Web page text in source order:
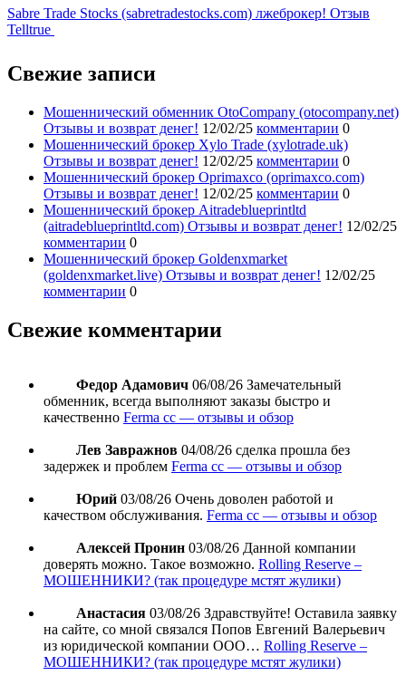
Sabre Trade Stocks (sabretradestocks.com) лжеброкер! Отзыв
Telltrue
Свежие записи
Мошеннический обменник OtoCompany (otocompany.net)
Отзывы и возврат денег! 12/02/25 комментарии 0
Мошеннический брокер Xylo Trade (xylotrade.uk)
Отзывы и возврат денег! 12/02/25 комментарии 0
Мошеннический брокер Oprimaxco (oprimaxco.com)
Отзывы и возврат денег! 12/02/25 комментарии 0
Мошеннический брокер Aitradeblueprintltd
(aitradeblueprintltd.com) Отзывы и возврат денег! 12/02/25
комментарии 0
Мошеннический брокер Goldenxmarket
(goldenxmarket.live) Отзывы и возврат денег! 12/02/25
комментарии 0
Свежие комментарии
Федор Адамович 06/08/26 Замечательный
обменник, всегда выполняют заказы быстро и
качественно Ferma cc — отзывы и обзор
Лев Завражнов 04/08/26 сделка прошла без
задержек и проблем Ferma cc — отзывы и обзор
Юрий 03/08/26 Очень доволен работой и
качеством обслуживания. Ferma cc — отзывы и обзор
Алексей Пронин 03/08/26 Данной компании
доверять можно. Такое возможно. Rolling Reserve –
МОШЕННИКИ? (так процедуре мстят жулики)
Анастасия 03/08/26 Здравствуйте! Оставила заявку
на сайте, со мной связался Попов Евгений Валерьевич
из юридической компании ООО… Rolling Reserve –
МОШЕННИКИ? (так процедуре мстят жулики)